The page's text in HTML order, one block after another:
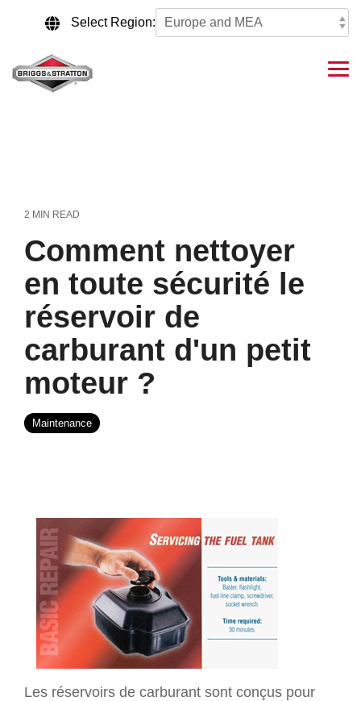
content.
Select Region:
2 MIN READ
Comment nettoyer
en toute sécurité le
réservoir de
carburant d'un petit
moteur ?
Maintenance
Les réservoirs de carburant sont conçus pour